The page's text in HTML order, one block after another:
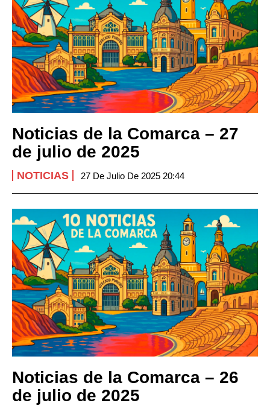
Noticias de la Comarca – 27
de julio de 2025
NOTICIAS 27 De Julio De 2025 20:44
Noticias de la Comarca – 26
de julio de 2025